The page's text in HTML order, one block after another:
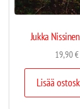
Jukka
19,90€
Lisää